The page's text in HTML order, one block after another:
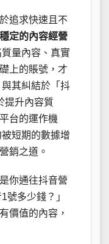
追求快速且不
定的內容經營
量內容、真實
上的賬號，才
其糾結於「抖
提升內容質
台的運作機
被短期的數據增
銷之道。
你通往抖音營
號多少錢？」
價值的內容，